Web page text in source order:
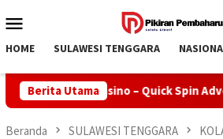
ke
Mobile
HOME SULAWESI TENGGARA
Berita Utama
Rollero Casino – Quick Spin
Beranda SULAWESI TENGGARA